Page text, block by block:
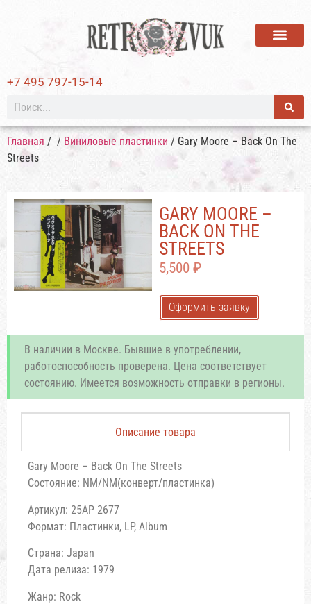
+7 495 797-15-14
Главная / / Виниловые пластинки / Gary Moore – Back On The
Streets
GARY MOORE –
BACK ON THE
STREETS
5,500 ₽
Оформить заявку
В наличии в Москве. Бывшие в употреблении,
работоспособность проверена. Цена соответствует
состоянию. Имеется возможность отправки в регионы.
Описание товара
Gary Moore – Back On The Streets
Состояние: NM/NM(конверт/пластинка)
Артикул: 25AP 2677
Формат: Пластинки, LP, Album
Страна: Japan
Дата релиза: 1979
Жанр: Rock